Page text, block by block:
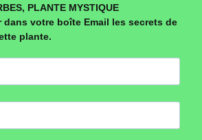
PLANTE MYSTIQUE
votre boîte Email les secrets de
plante.